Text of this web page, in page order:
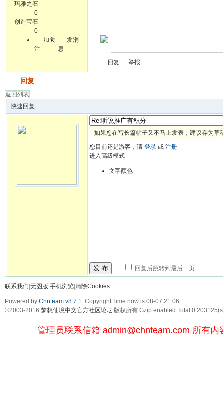
玛雅之石
0
创造宝石
0
加关
注
发消
息
回复 举报
回复
返回列表
快速回复
如果您在写长篇帖子又不马上发表，建议存为草
您目前还是游客，请 登录 或 注册
进入高级模式
文字颜色
发 布 回复后跳转到最后一页
联系我们 无图版 手机浏览 清除Cookies
Powered by Chnteam v8.7.1 Copyright Time now is:08-07 21:06
©2003-2016 梦想仙境中文官方社区论坛 版权所有 Gzip enabled Total
管理员联系信箱 admin@chnteam.com 所有内